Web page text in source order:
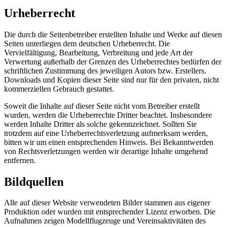
Urheberrecht
Die durch die Seitenbetreiber erstellten Inhalte und Werke auf diesen
Seiten unterliegen dem deutschen Urheberrecht. Die
Vervielfältigung, Bearbeitung, Verbreitung und jede Art der
Verwertung außerhalb der Grenzen des Urheberrechtes bedürfen der
schriftlichen Zustimmung des jeweiligen Autors bzw. Erstellers.
Downloads und Kopien dieser Seite sind nur für den privaten, nicht
kommerziellen Gebrauch gestattet.
Soweit die Inhalte auf dieser Seite nicht vom Betreiber erstellt
wurden, werden die Urheberrechte Dritter beachtet. Insbesondere
werden Inhalte Dritter als solche gekennzeichnet. Sollten Sie
trotzdem auf eine Urheberrechtsverletzung aufmerksam werden,
bitten wir um einen entsprechenden Hinweis. Bei Bekanntwerden
von Rechtsverletzungen werden wir derartige Inhalte umgehend
entfernen.
Bildquellen
Alle auf dieser Website verwendeten Bilder stammen aus eigener
Produktion oder wurden mit entsprechender Lizenz erworben. Die
Aufnahmen zeigen Modellflugzeuge und Vereinsaktivitäten des